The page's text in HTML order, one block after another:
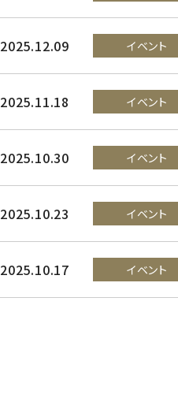
2025.12.09 イベント
2025.11.18 イベント
2025.10.30 イベント
2025.10.23 イベント
2025.10.17 イベント